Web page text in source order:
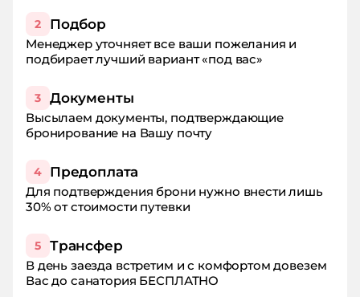
2 Подбор
Менеджер уточняет все ваши пожелания и
подбирает лучший вариант «под вас»
3 Документы
Высылаем документы, подтверждающие
бронирование на Вашу почту
4 Предоплата
Для подтверждения брони нужно внести лишь
30% от стоимости путевки
5 Трансфер
В день заезда встретим и с комфортом довезем
Вас до санатория БЕСПЛАТНО